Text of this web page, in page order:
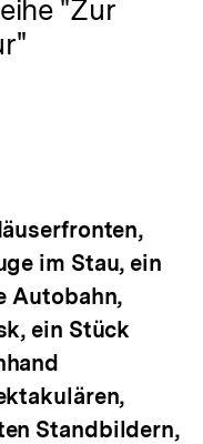
"Zur
im Stau, ein
Autobahn,
ein Stück
Standbildern,